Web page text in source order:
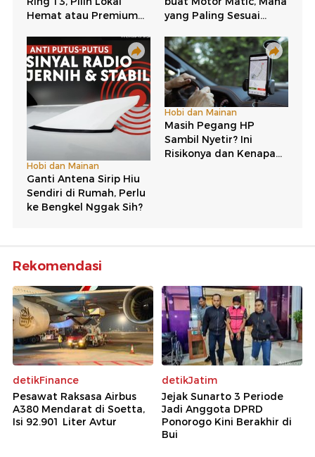
Rekomendasi
detikFinance
Pesawat Raksasa Airbus
A380 Mendarat di Soetta,
Isi 92.901 Liter Avtur
detikJatim
Jejak Sunarto 3 Periode
Jadi Anggota DPRD
Ponorogo Kini Berakhir di
Bui